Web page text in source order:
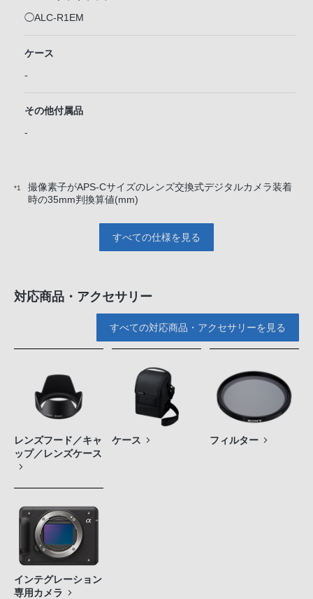
◯ALC-R1EM
ケース
-
その他付属品
-
*1
撮像素子がAPS-Cサイズのレンズ交換式デジタルカメラ装着
時の35mm判換算値(mm)
すべての仕様を見る
対応商品・アクセサリー
すべての対応商品・アクセサリーを見る
レンズフード／キャ
ップ／レンズケース
ケース フィルター
インテグレーション
専用カメラ